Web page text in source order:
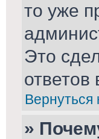
то уже
Это
ответов
Вернуться
»